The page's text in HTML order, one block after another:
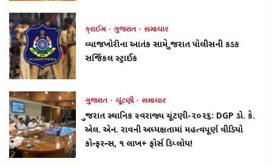
ક્રાઈમ ગુજરાત સમાચાર
વ્યાજખોરીના આતંક સામે ગુજરાત પોલીસની કડક
સર્જિકલ સ્ટ્રાઈક
ગુજરાત ચૂંટણી સમાચાર
ગુજરાત સ્થાનિક સ્વરાજ્ય ચૂંટણી-૨૦૨૬: DGP ડો. કે.
એલ. એન. રાવની અધ્યક્ષતામાં મહત્વપૂર્ણ વીડિયો
કોન્ફરન્સ, ૧ લાખ+ ફોર્સ ડિપ્લોય!